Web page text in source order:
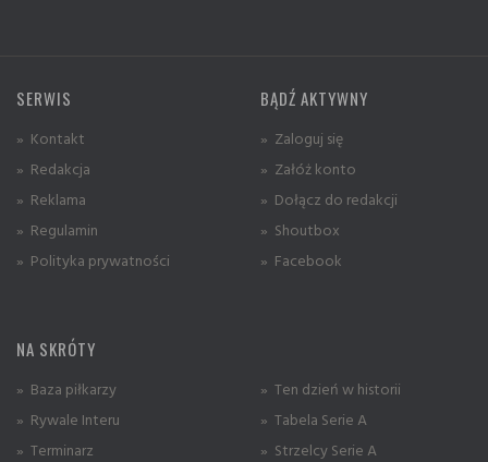
SERWIS
» Kontakt
» Redakcja
» Reklama
» Regulamin
» Polityka prywatności
BĄDŹ AKTYWNY
» Zaloguj się
» Załóż konto
» Dołącz do redakcji
» Shoutbox
» Facebook
NA SKRÓTY
» Baza piłkarzy
» Rywale Interu
» Terminarz
» Ten dzień w historii
» Tabela Serie A
» Strzelcy Serie A